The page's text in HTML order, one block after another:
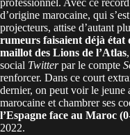
professionnel. Avec ce
d’origine marocaine, qui
projecteurs, attise d’autant
rumeurs faisaient déjà état
maillot des Lions de l’Atlas
social Twitterpar le compte
renforcer. Dans ce court
dernier, on peut voir le jeune
marocaine et chambrer ses
l’Espagne face au Maroc
2022.